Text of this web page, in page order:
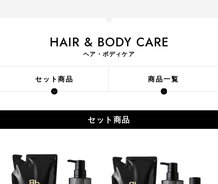
HAIR & BODY CARE
ヘア・ボディケア
セット商品 商品一覧
セット商品